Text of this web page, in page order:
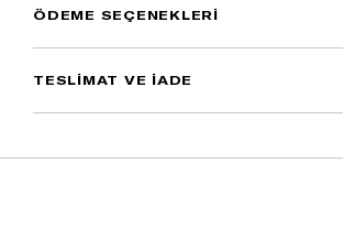
ÖDEME SEÇENEKLERI
TESLİMAT VE İADE